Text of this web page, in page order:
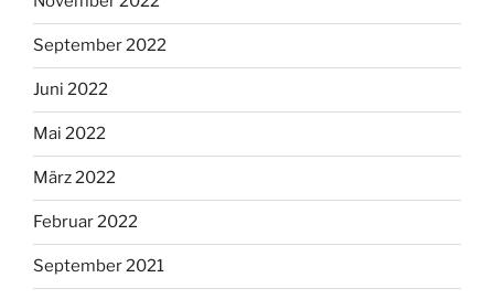
September 2022
Juni 2022
Mai 2022
März 2022
Februar 2022
September 2021